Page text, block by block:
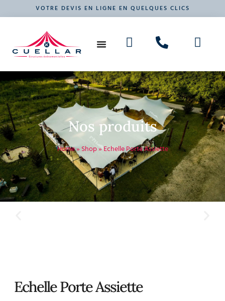
VOTRE DEVIS EN LIGNE EN QUELQUES CLICS
Nos produits
Home»Shop»Echelle Porte Assiette
Echelle Porte Assiette